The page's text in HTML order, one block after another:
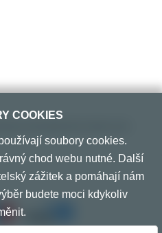
COOKIES
soubory cookies.
chod webu nutné. Další
zážitek a pomáhají nám
budete moci kdykoliv